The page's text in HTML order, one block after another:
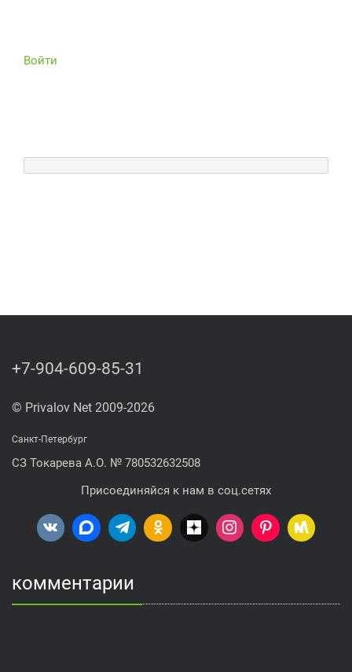
Войти
+7-904-609-85-31
© Privalov Net 2009-2026
Санкт-Петербург
СЗ Токарева А.О. № 780532632508
Присоединяйся к нам в соц.сетях
комментарии